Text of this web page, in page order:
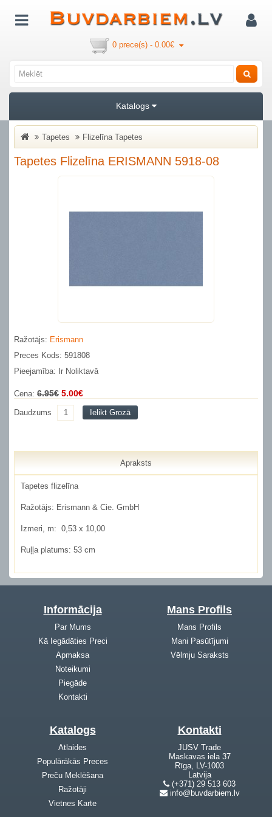
0 prece(s) - 0.00€
Katalogs
Tapetes Flizelīna Tapetes
Tapetes Flizelīna ERISMANN 5918-08
Ražotājs: Erismann
Preces Kods: 591808
Pieejamība: Ir Noliktavā
Cena: 6.95€ 5.00€
Daudzums Ielikt Grozā
Apraksts
Tapetes flizelīna
Ražotājs: Erismann & Cie. GmbH
Izmeri, m: 0,53 x 10,00
Ruļļa platums: 53 cm
Informācija
Par Mums
Kā Iegādāties Preci
Apmaksa
Noteikumi
Piegāde
Kontakti
Mans Profils
Mans Profils
Mani Pasūtījumi
Vēlmju Saraksts
Katalogs
Atlaides
Populārākās Preces
Preču Meklēšana
Ražotāji
Vietnes Karte
Kontakti
JUSV Trade
Maskavas iela 37
Rīga, LV-1003
Latvija
(+371) 29 513 603
info@buvdarbiem.lv